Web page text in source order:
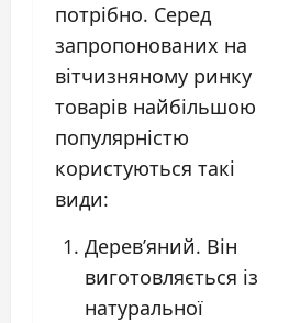
потрібно. Серед
запропонованих на
вітчизняному ринку
товарів найбільшою
популярністю
користуються такі
види:
Дерев’яний. Він
виготовляється із
натуральної